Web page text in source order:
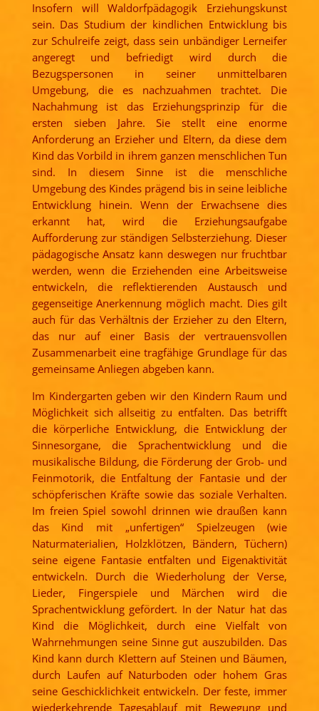
Insofern will Waldorfpädagogik Erziehungskunst
sein. Das Studium der kindlichen Entwicklung bis
zur Schulreife zeigt, dass sein unbändiger Lerneifer
angeregt und befriedigt wird durch die
Bezugspersonen in seiner unmittelbaren
Umgebung, die es nachzuahmen trachtet. Die
Nachahmung ist das Erziehungsprinzip für die
ersten sieben Jahre. Sie stellt eine enorme
Anforderung an Erzieher und Eltern, da diese dem
Kind das Vorbild in ihrem ganzen menschlichen Tun
sind. In diesem Sinne ist die menschliche
Umgebung des Kindes prägend bis in seine leibliche
Entwicklung hinein. Wenn der Erwachsene dies
erkannt hat, wird die Erziehungsaufgabe
Aufforderung zur ständigen Selbsterziehung. Dieser
pädagogische Ansatz kann deswegen nur fruchtbar
werden, wenn die Erziehenden eine Arbeitsweise
entwickeln, die reflektierenden Austausch und
gegenseitige Anerkennung möglich macht. Dies gilt
auch für das Verhältnis der Erzieher zu den Eltern,
das nur auf einer Basis der vertrauensvollen
Zusammenarbeit eine tragfähige Grundlage für das
gemeinsame Anliegen abgeben kann.
Im Kindergarten geben wir den Kindern Raum und
Möglichkeit sich allseitig zu entfalten. Das betrifft
die körperliche Entwicklung, die Entwicklung der
Sinnesorgane, die Sprachentwicklung und die
musikalische Bildung, die Förderung der Grob- und
Feinmotorik, die Entfaltung der Fantasie und der
schöpferischen Kräfte sowie das soziale Verhalten.
Im freien Spiel sowohl drinnen wie draußen kann
das Kind mit „unfertigen“ Spielzeugen (wie
Naturmaterialien, Holzklötzen, Bändern, Tüchern)
seine eigene Fantasie entfalten und Eigenaktivität
entwickeln. Durch die Wiederholung der Verse,
Lieder, Fingerspiele und Märchen wird die
Sprachentwicklung gefördert. In der Natur hat das
Kind die Möglichkeit, durch eine Vielfalt von
Wahrnehmungen seine Sinne gut auszubilden. Das
Kind kann durch Klettern auf Steinen und Bäumen,
durch Laufen auf Naturboden oder hohem Gras
seine Geschicklichkeit entwickeln. Der feste, immer
wiederkehrende Tagesablauf mit Bewegung und